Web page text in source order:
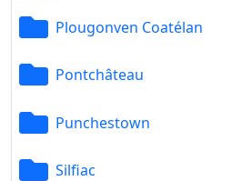
Plougonven Coatélan
Pontchâteau
Punchestown
Silfiac